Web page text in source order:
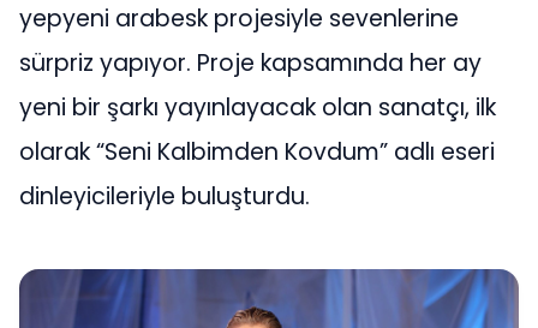
yepyeni arabesk projesiyle sevenlerine
sürpriz yapıyor. Proje kapsamında her ay
yeni bir şarkı yayınlayacak olan sanatçı, ilk
olarak “Seni Kalbimden Kovdum” adlı eseri
dinleyicileriyle buluşturdu.